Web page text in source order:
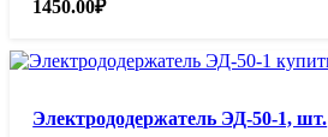
1450.00₽
Электрододержатель ЭД-50-1, шт.